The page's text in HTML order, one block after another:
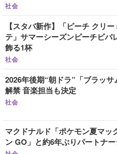
社会
【スタバ新作】「ピーチ クリ
テ」サマーシーズンピーチビバ
飾る1杯
社会
2026年後期“朝ドラ”「ブラッ
解禁 音楽担当も決定
社会
マクドナルド「ポケモン夏マッ
ン GO」と約6年ぶりパートナ